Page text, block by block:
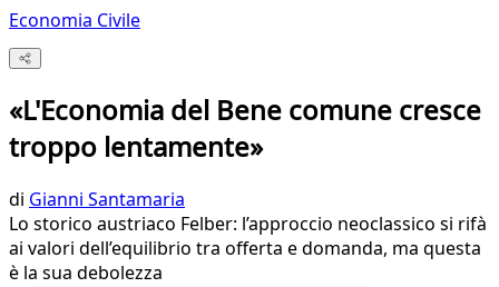
Economia Civile
«L'Economia del Bene comune cresce
troppo lentamente»
di Gianni Santamaria
Lo storico austriaco Felber: l’approccio neoclassico si rifà
ai valori dell’equilibrio tra offerta e domanda, ma questa
è la sua debolezza